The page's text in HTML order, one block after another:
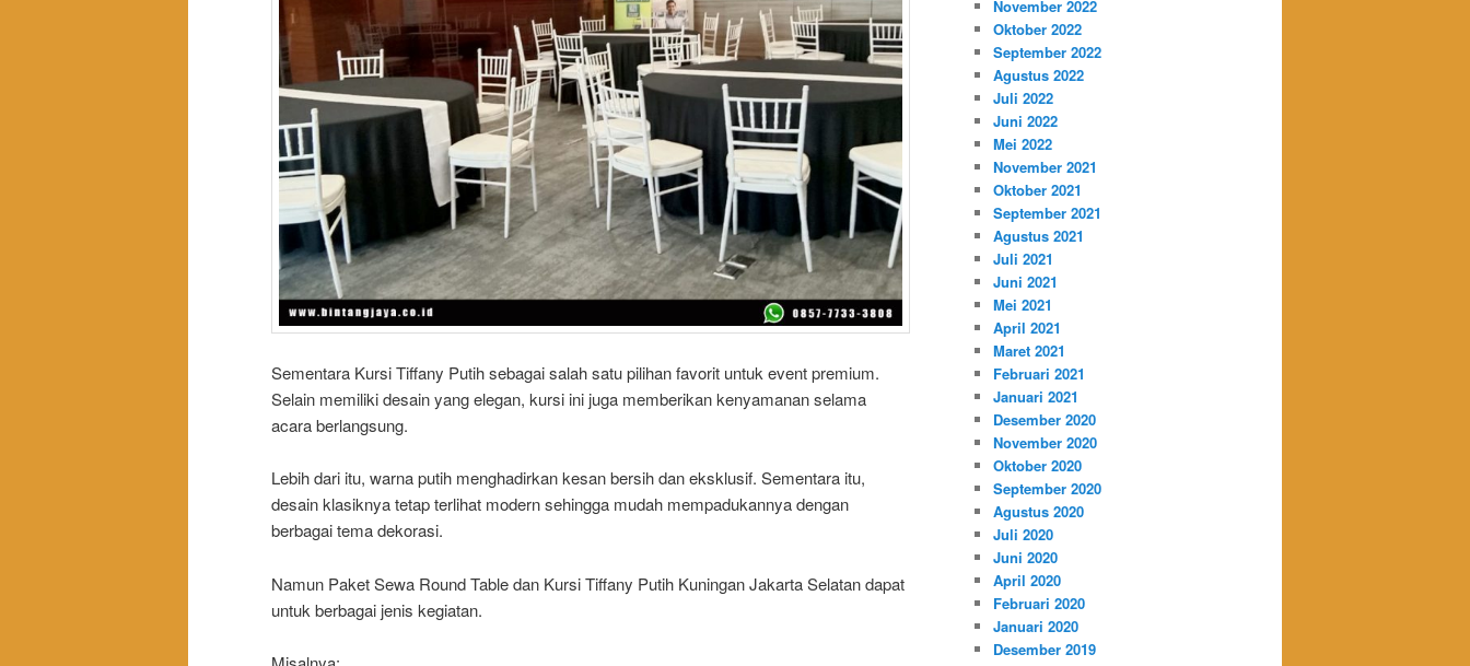
Sementara Kursi Tiffany Putih sebagai salah satu pilihan favorit untuk event premium.
Selain memiliki desain yang elegan, kursi ini juga memberikan kenyamanan selama
acara berlangsung.
Lebih dari itu, warna putih menghadirkan kesan bersih dan eksklusif. Sementara itu,
desain klasiknya tetap terlihat modern sehingga mudah mempadukannya dengan
berbagai tema dekorasi.
Namun Paket Sewa Round Table dan Kursi Tiffany Putih Kuningan Jakarta Selatan dapat
untuk berbagai jenis kegiatan.
November 2022
Oktober 2022
September 2022
Agustus 2022
Juli 2022
Juni 2022
Mei 2022
November 2021
Oktober 2021
September 2021
Agustus 2021
Juli 2021
Juni 2021
Mei 2021
April 2021
Maret 2021
Februari 2021
Januari 2021
Desember 2020
November 2020
Oktober 2020
September 2020
Agustus 2020
Juli 2020
Juni 2020
April 2020
Februari 2020
Januari 2020
Desember 2019